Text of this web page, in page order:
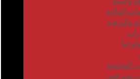
المالية
والترفيه
المجتمع
سيرفس